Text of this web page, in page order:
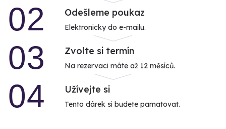
02 Odešleme poukaz
Elektronicky do e-mailu.
03 Zvolte si termín
Na rezervaci máte až 12 měsíců.
04 Užívejte si
Tento dárek si budete pamatovat.